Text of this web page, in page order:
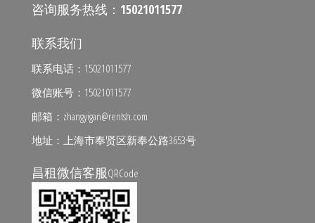
咨询服务热线： 15021011577
联系我们
联系电话：15021011577
微信账号：15021011577
邮箱：zhangyigan@rentsh.com
地址：上海市奉贤区新奉公路3653号
昌租微信客服QRCode